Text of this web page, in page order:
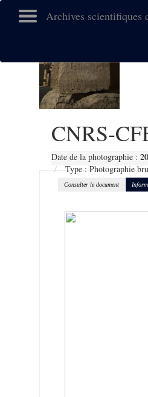
Archives scientifiques
CNRS-
Date de la photographie :
Type : Photographie
Consulter le document